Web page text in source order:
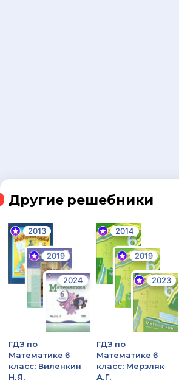
Другие решебники
2013
2019
2024
ГДЗ по
Математике 6
класс: Виленкин
Н.Я.
2014
2019
2023
ГДЗ по
Математике 6
класс: Мерзляк
А.Г.